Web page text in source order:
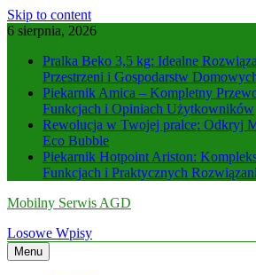
Skip to content
6 sierpnia, 2026
Pralka Beko 3,5 kg: Idealne
Przestrzeni i Gospodarstw
Piekarnik Amica – Kompletny
Funkcjach i Opiniach Użytkowników
Rewolucja w Twojej pralce: Odkryj
Eco Bubble
Piekarnik Hotpoint Ariston:
Funkcjach i Praktycznych
Mobilny Serwis AGD
Losowe Wpisy
Menu